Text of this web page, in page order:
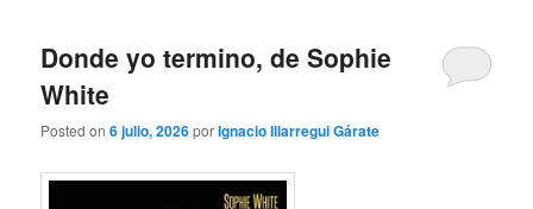
Donde yo termino, de Sophie
White
Posted on6 julio, 2026porIgnacio Illarregui Gárate